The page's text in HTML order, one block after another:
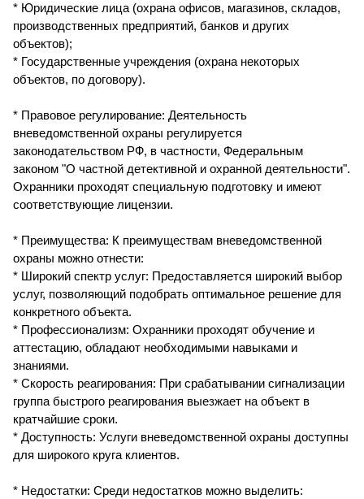
* Юридические лица (охрана офисов, магазинов, складов,
производственных предприятий, банков и других
объектов);
* Государственные учреждения (охрана некоторых
объектов, по договору).
* Правовое регулирование: Деятельность
вневедомственной охраны регулируется
законодательством РФ, в частности, Федеральным
законом "О частной детективной и охранной деятельности".
Охранники проходят специальную подготовку и имеют
соответствующие лицензии.
* Преимущества: К преимуществам вневедомственной
охраны можно отнести:
* Широкий спектр услуг: Предоставляется широкий выбор
услуг, позволяющий подобрать оптимальное решение для
конкретного объекта.
* Профессионализм: Охранники проходят обучение и
аттестацию, обладают необходимыми навыками и
знаниями.
* Скорость реагирования: При срабатывании сигнализации
группа быстрого реагирования выезжает на объект в
кратчайшие сроки.
* Доступность: Услуги вневедомственной охраны доступны
для широкого круга клиентов.
* Недостатки: Среди недостатков можно выделить: